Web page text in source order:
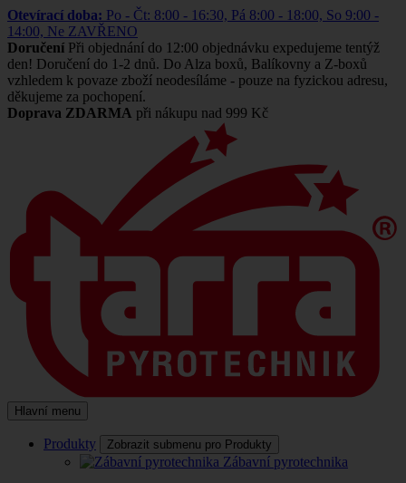
Otevírací doba: Po - Čt: 8:00 - 16:30, Pá 8:00 - 18:00, So 9:00 -
14:00, Ne ZAVŘENO
Doručení Při objednání do 12:00 objednávku expedujeme tentýž
den! Doručení do 1-2 dnů. Do Alza boxů, Balíkovny a Z-boxů
vzhledem k povaze zboží neodesíláme - pouze na fyzickou adresu,
děkujeme za pochopení.
Doprava ZDARMA při nákupu nad 999 Kč
Hlavní menu
Produkty Zobrazit submenu pro Produkty
Zábavní pyrotechnika